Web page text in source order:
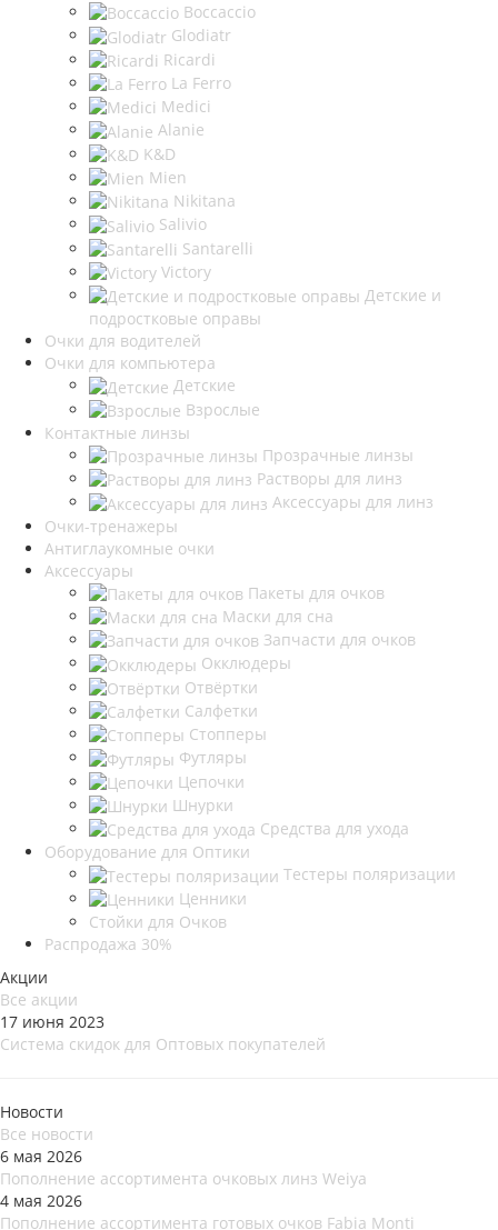
Boccaccio
Glodiatr
Ricardi
La Ferro
Medici
Alanie
K&D
Mien
Nikitana
Salivio
Santarelli
Victory
Детские и
подростковые оправы
Очки для водителей
Очки для компьютера
Детские
Взрослые
Контактные линзы
Прозрачные линзы
Растворы для линз
Аксессуары для линз
Очки-тренажеры
Антиглаукомные очки
Аксессуары
Пакеты для очков
Маски для сна
Запчасти для очков
Окклюдеры
Отвёртки
Салфетки
Стопперы
Футляры
Цепочки
Шнурки
Средства для ухода
Оборудование для Оптики
Тестеры поляризации
Ценники
Стойки для Очков
Распродажа 30%
Акции
Все акции
17 июня 2023
Система скидок для Оптовых покупателей
Новости
Все новости
6 мая 2026
Пополнение ассортимента очковых линз Weiya
4 мая 2026
Пополнение ассортимента готовых очков Fabia Monti